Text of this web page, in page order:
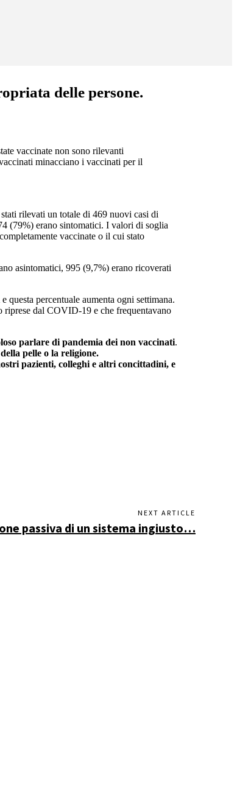
delle persone.
vaccinate non sono rilevanti
minacciano i vaccinati per il
rilevati un totale di 469 nuovi casi di
(79%) erano sintomatici. I valori di soglia
vaccinate o il cui stato
asintomatici, 995 (9,7%) erano ricoverati
percentuale aumenta ogni settimana.
riprese dal COVID-19 e che frequentavano
parlare di pandemia dei non vaccinati.
pelle o la religione.
pazienti, colleghi e altri concittadini, e
NEXT ARTICLE
passiva di un sistema ingiusto…